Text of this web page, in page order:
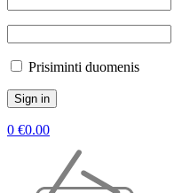
Prisiminti duomenis
0 €0.00